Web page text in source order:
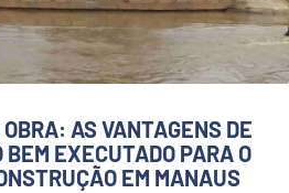
AS VANTAGENS DE
EXECUTADO PARA O
EM MANAUS